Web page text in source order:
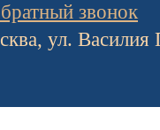
звонок
ул. Василия